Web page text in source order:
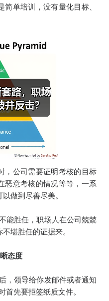
单培训，没有量化目标、
，公司需要证明考核的目标
恶意考核的情况等等，一系
做到尽善尽美。
能胜任，职场人在公司兢兢
堪胜任的证据来。
态度
，领导给你发邮件或者通知
首先要拒签纸质文件。